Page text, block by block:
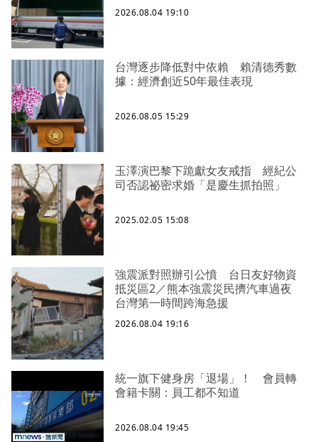
2026.08.04 19:10
台灣逐步降低對中依賴 賴清德秀數
據：經濟創近50年最佳表現
2026.08.05 15:29
玉澤演巴黎下跪獻女友戒指 經紀公
司否認祕密求婚「是慶生抓拍照」
2025.02.05 15:08
強震派對照辦引公憤 台日友好物資
抵災區2／熊本強震災民擠汽車過夜
台灣第一時間跨海急援
2026.08.04 19:16
統一旗下健身房「退場」！ 會員轉
會籍卡關：員工都不知道
2026.08.04 19:45